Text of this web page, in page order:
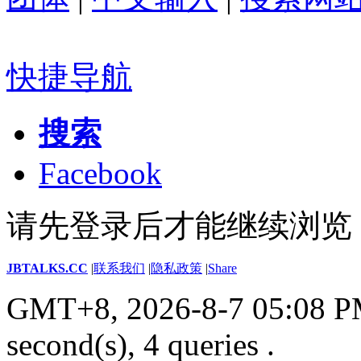
快捷导航
搜索
Facebook
请先登录后才能继续浏览
JBTALKS.CC |联系我们 |隐私政策 |Share
GMT+8, 2026-8-7 05:08
second(s), 4 queries .